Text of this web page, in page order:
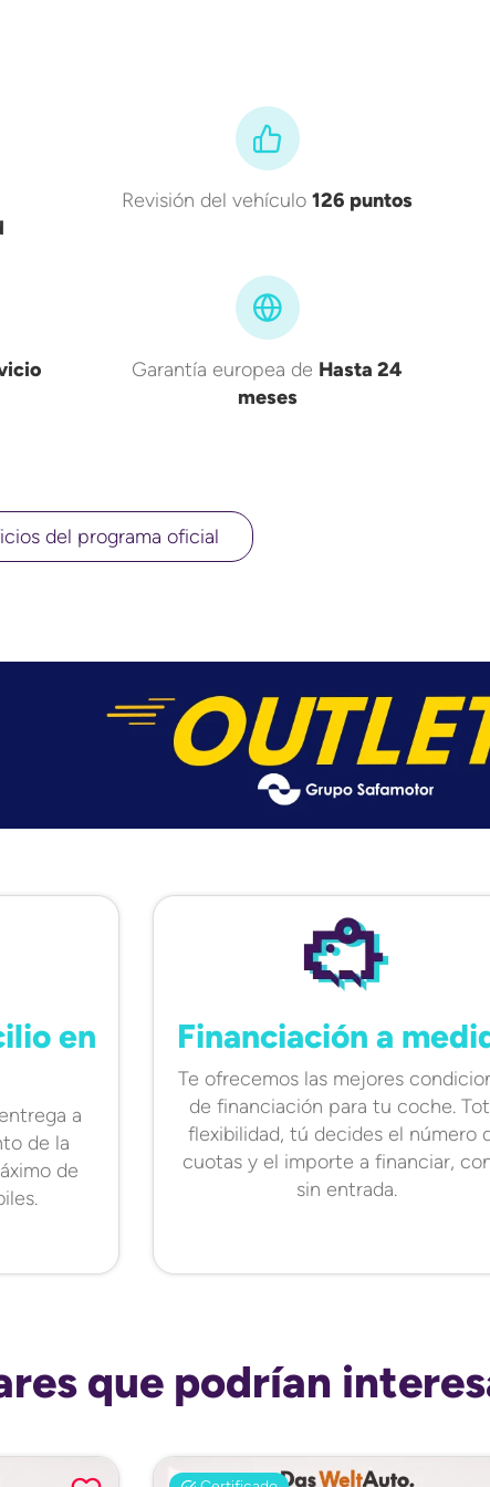
Revisión del vehículo126 puntos
Garantía europea de Hasta 24
meses
del programa oficial
en
a
de la
de
Financiación a
Te ofrecemos las mejores
de financiación para tu coche.
flexibilidad, tú decides el número
cuotas y el importe a financiar,
sin entrada.
que podrían